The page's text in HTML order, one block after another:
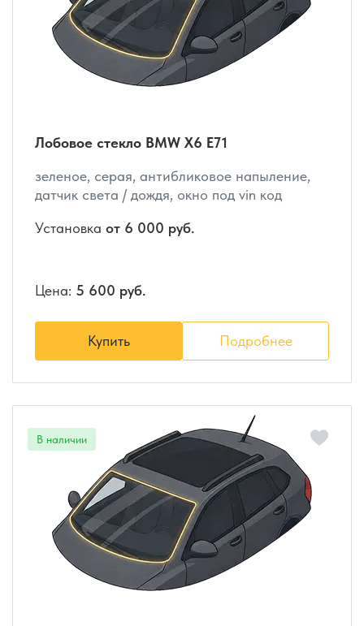
Лобовое стекло BMW X6 E71
зеленое, серая, антибликовое напыление,
датчик света / дождя, окно под vin код
Установка от 6 000 руб.
Цена: 5 600 руб.
Купить Подробнее